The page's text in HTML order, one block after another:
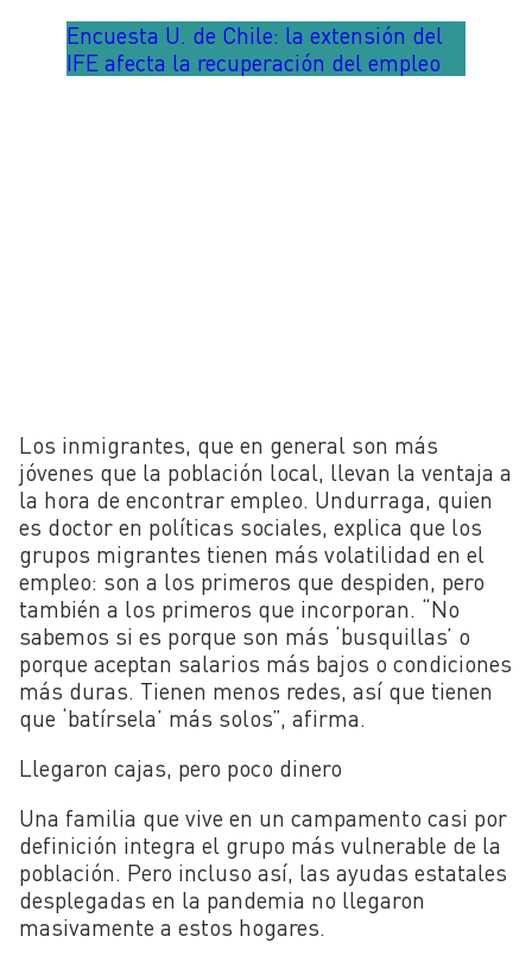
Encuesta U. de Chile: la extensión del
IFE afecta la recuperación del empleo
Los inmigrantes, que en general son más
jóvenes que la población local, llevan la ventaja a
la hora de encontrar empleo. Undurraga, quien
es doctor en políticas sociales, explica que los
grupos migrantes tienen más volatilidad en el
empleo: son a los primeros que despiden, pero
también a los primeros que incorporan. “No
sabemos si es porque son más ‘busquillas’ o
porque aceptan salarios más bajos o condiciones
más duras. Tienen menos redes, así que tienen
que ‘batírsela’ más solos”, afirma.
Llegaron cajas, pero poco dinero
Una familia que vive en un campamento casi por
definición integra el grupo más vulnerable de la
población. Pero incluso así, las ayudas estatales
desplegadas en la pandemia no llegaron
masivamente a estos hogares.